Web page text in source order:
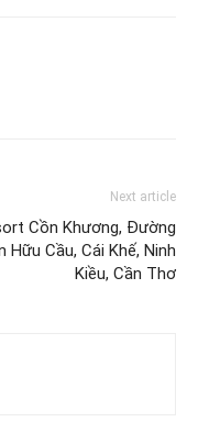
Next article
Cồn Khương, Đường
Hữu Cầu, Cái Khế, Ninh
Kiều, Cần Thơ